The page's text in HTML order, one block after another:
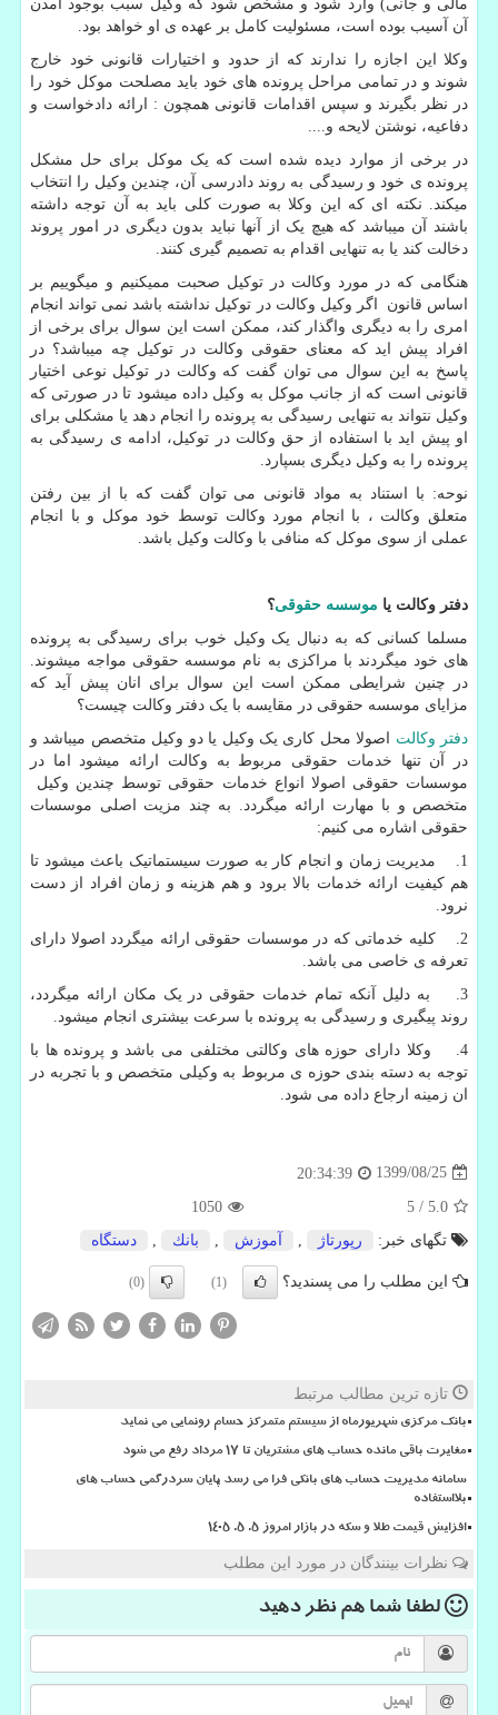
مالی و جانی) وارد شود و مشخص شود که وکیل سبب بوجود آمدن
آن آسیب بوده است، مسئولیت کامل بر عهده ی او خواهد بود.
وکلا این اجازه را ندارند که از حدود و اختیارات قانونی خود خارج
شوند و در تمامی مراحل پرونده های خود باید مصلحت موکل خود را
در نظر بگیرند و سپس اقدامات قانونی همچون : ارائه دادخواست و
دفاعیه، نوشتن لایحه و....
در برخی از موارد دیده شده است که یک موکل برای حل مشکل
پرونده ی خود و رسیدگی به روند دادرسی آن، چندین وکیل را انتخاب
میکند. نکته ای که این وکلا به صورت کلی باید به آن توجه داشته
باشند آن میباشد که هیچ یک از آنها نباید بدون دیگری در امور پروند
دخالت کند یا به تنهایی اقدام به تصمیم گیری کنند.
هنگامی که در مورد وکالت در توکیل صحبت ممیکنیم و میگوییم بر
اساس قانون اگر وکیل وکالت در توکیل نداشته باشد نمی تواند انجام
امری را به دیگری واگذار کند، ممکن است این سوال برای برخی از
افراد پیش اید که معنای حقوقی وکالت در توکیل چه میباشد؟ در
پاسخ به این سوال می توان گفت که وکالت در توکیل نوعی اختیار
قانونی است که از جانب موکل به وکیل داده میشود تا در صورتی که
وکیل نتواند به تنهایی رسیدگی به پرونده را انجام دهد یا مشکلی برای
او پیش اید با استفاده از حق وکالت در توکیل، ادامه ی رسیدگی به
پرونده را به وکیل دیگری بسپارد.
نوحه: با استناد به مواد قانونی می توان گفت که با از بین رفتن
متعلق وکالت ، با انجام مورد وکالت توسط خود موکل و با انجام
عملی از سوی موکل که منافی با وکالت وکیل باشد.
دفتر وکالت یا موسسه حقوقی؟
مسلما کسانی که به دنبال یک وکیل خوب برای رسیدگی به پرونده
های خود میگردند با مراکزی به نام موسسه حقوقی مواجه میشوند.
در چنین شرایطی ممکن است این سوال برای انان پیش آید که
مزایای موسسه حقوقی در مقایسه با یک دفتر وکالت چیست؟
دفتر وکالت اصولا محل کاری یک وکیل یا دو وکیل متخصص میباشد و
در آن تنها خدمات حقوقی مربوط به وکالت ارائه میشود اما در
موسسات حقوقی اصولا انواع خدمات حقوقی توسط چندین وکیل
متخصص و با مهارت ارائه میگردد. به چند مزیت اصلی موسسات
حقوقی اشاره می کنیم:
1. مدیریت زمان و انجام کار به صورت سیستماتیک باعث میشود تا
هم کیفیت ارائه خدمات بالا برود و هم هزینه و زمان افراد از دست
نرود.
2. کلیه خدماتی که در موسسات حقوقی ارائه میگردد اصولا دارای
تعرفه ی خاصی می باشد.
3. به دلیل آنکه تمام خدمات حقوقی در یک مکان ارائه میگردد،
روند پیگیری و رسیدگی به پرونده با سرعت بیشتری انجام میشود.
4. وکلا دارای حوزه های وکالتی مختلفی می باشد و پرونده ها با
توجه به دسته بندی حوزه ی مربوط به وکیلی متخصص و با تجربه در
ان زمینه ارجاع داده می شود.
1399/08/25
20:34:39
5.0
/
5
1050
تگهای خبر:
رپورتاژ آموزش بانك دستگاه
این مطلب را می پسندید؟ (1)
(0)
تازه ترین مطالب مرتبط
بانک مرکزی شهریورماه از سیستم متمرکز حسام رونمایی می نماید
مغایرت باقی مانده حساب های مشتریان تا 17 مرداد رفع می شود
سامانه مدیریت حساب های بانکی فرا می رسد پایان سردرگمی حساب های
بلااستفاده
افزایش قیمت طلا و سکه در بازار امروز ۵. ۵. ۱۴۰۵
نظرات بینندگان در مورد این مطلب
لطفا شما همنظر دهید